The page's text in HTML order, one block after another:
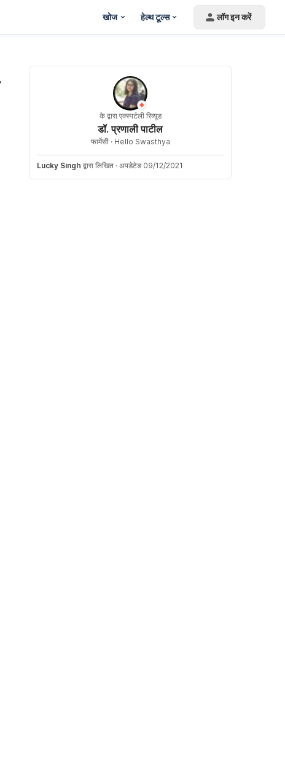
खोज हेल्थ टूल्स लॉग इन करें
के द्वारा एक्स्पर्टली रिव्यूड
डॉ. प्रणाली पाटील
फार्मेसी · Hello Swasthya
Lucky Singh द्वारा लिखित · अपडेटेड 09/12/2021